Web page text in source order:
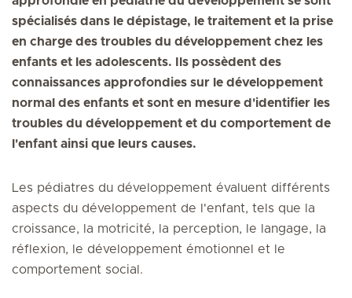
spécialisés dans le dépistage, le traitement et la prise
en charge des troubles du développement chez les
enfants et les adolescents. Ils possèdent des
connaissances approfondies sur le développement
normal des enfants et sont en mesure d'identifier les
troubles du développement et du comportement de
l'enfant ainsi que leurs causes.
Les pédiatres du développement évaluent différents
aspects du développement de l'enfant, tels que la
croissance, la motricité, la perception, le langage, la
réflexion, le développement émotionnel et le
comportement social.